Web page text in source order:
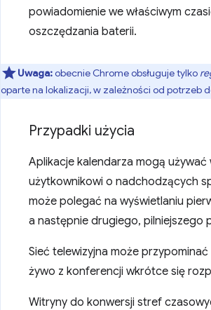
powiadomienie we właściwym
oszczędzania baterii.
Uwaga:obecnie Chrome obsługuje tylko
oparte na lokalizacji, w zależności od potrzeb
Przypadki użycia
Aplikacje kalendarza mogą
użytkownikowi o nadchodzących
może polegać na wyświetlaniu
a następnie drugiego, pilniejszego
Sieć telewizyjna może
żywo z konferencji wkrótce się
Witryny do konwersji stref